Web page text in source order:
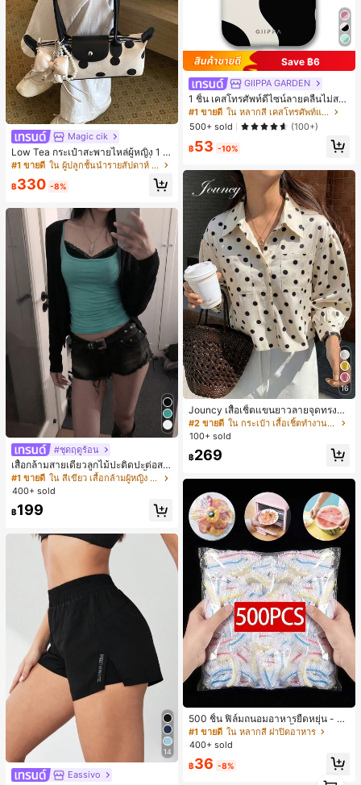
Magic cik
Low Tea กระเป๋าสะพายไหล่ผู้หญิง 1 ชิ้
น ลายจุด ผ้า PU สไตล์วินเทจแฟชั่น ทร
งเกี๊ยว ดีไซน์หูหิ้วคู่ด้านบน ปิดด้วยกระ
ดุมแป๊ก สายสะพายปรับได้ ใช้สะพายไ
ลางแจ้ง ท่องเที่ยว และออกไปข้างนอก
(พร้อมจี้ห้อย)
#1 ขายดี ใน ผู้ปลูกชั้นนำรายสัปดาห์ กระเป๋าสะพายไหล่ผู้หญิง
฿330 -8%
#ชุดฤดูร้อน
เสื้อกล้ามสายเดี่ยวลูกไม้ปะติดปะต่อสไ
ตล์เกาหลี, สุนทรียศาสตร์ Y2K, เสื้อผ้าส
ตรีทแวร์ลำลองฤดูร้อน
#1 ขายดี
ใน สีเขียว เสื้อกล้ามผู้หญิง & Camis
400+ sold
฿199
14
Eassivo
Save ฿6
GIIPPA GARDEN
1 ชิ้น เคสโทรศัพท์ดีไซน์ลายคลื่นไม่สม
มาตรสำหรับ Phone 17 Pro Max, เหม
าะสำหรับ Phone 16 Pro Max, 15 Pro
Max, 14 Pro Max, เคสโทรศัพท์สไตล์เ
กาหลีและน่าสนใจ, เข้ากันได้กับ 11/12/
13/14/15/16 Pro Max Plus, ดีไซน์หรู
ขวัญในอุดมคติสำหรับคริสต์มาส, วันว
าเลนไทน์, อีสเตอร์, ฤดูแต่งงานและวันเ
กิดสำหรับแฟนสาว
#1 ขายดี
ใน หลากสี เคสโทรศัพท์แฟชั่น
500+ sold
(100+)
฿53 -10%
16
Jouncy เสื้อเชิ้ตแขนยาวลายจุดทรงหล
วมสำหรับผู้หญิง
#2 ขายดี
ใน กระเป๋า เสื้อเชิ้ตทำงานมีกระเป๋า
100+ sold
฿269
500 ชิ้น ฟิล์มถนอมอาหารยืดหยุ่น - ฝา
ครอบจานใสยืดหยุ่น, ใช้ซ้ำได้, หลากห
ลายฟังก์ชัน, ไม่มีกลิ่น, ป้องกันฝุ่น เหมา
าะกับขนาดจานทุกขนาด, สิ่งจำเป็นสำ
#1 ขายดี ใน หลากสี ฝาปิดอาหาร
400+ sold
฿36 -8%